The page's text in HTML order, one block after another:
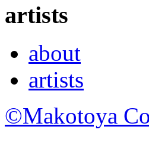
artists
about
artists
©Makotoya